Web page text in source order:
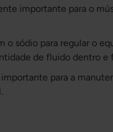
importante para o
o sódio para regular o
de fluido dentro e
para a